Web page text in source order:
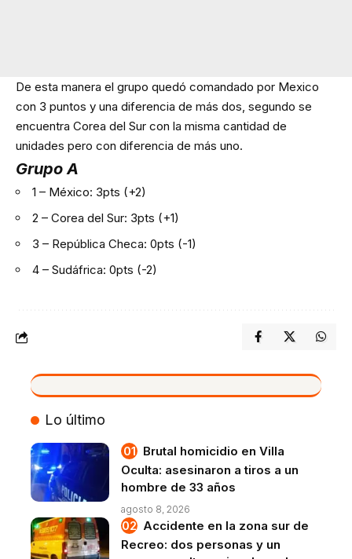
De esta manera el grupo quedó comandado por Mexico
con 3 puntos y una diferencia de más dos, segundo se
encuentra Corea del Sur con la misma cantidad de
unidades pero con diferencia de más uno.
Grupo A
1 – México: 3pts (+2)
2 – Corea del Sur: 3pts (+1)
3 – República Checa: 0pts (-1)
4 – Sudáfrica: 0pts (-2)
VIVO
Lo último
Brutal homicidio en Villa
Oculta: asesinaron a tiros a un
hombre de 33 años
agosto 8, 2026
Accidente en la zona sur de
Recreo: dos personas y un